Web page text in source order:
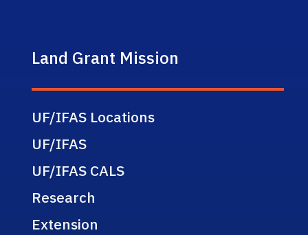
Land Grant Mission
UF/IFAS Locations
UF/IFAS
UF/IFAS CALS
Research
Extension